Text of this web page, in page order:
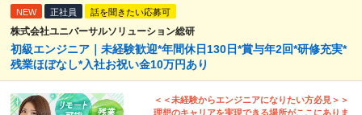
NEW 正社員 話を聞きたい応募可
株式会社ユニバーサルソリューション総研
初級エンジニア｜未経験歓迎*年間休日130日*賞与年2回*研修充実*
残業ほぼなし*入社お祝い金10万円あり
＜＜未経験からエンジニアになりたい方必見＞＞
理想のキャリアを実現できる場所がここにありま